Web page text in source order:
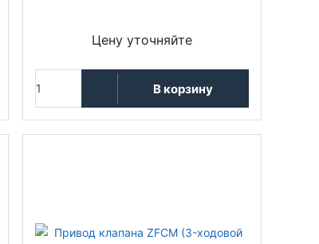
Цену уточняйте
В корзину